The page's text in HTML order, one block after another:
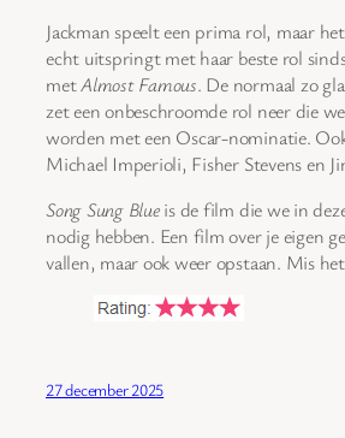
Jackman speelt een prima rol, maar
echt uitspringt met haar beste rol
metAlmost Famous. De normaal zo
zet een onbeschroomde rol neer die
worden met een Oscar-nominatie.
Michael Imperioli, Fisher Stevens en
Song Sung Blueis de film die we in
nodig hebben. Een film over je eigen
vallen, maar ook weer opstaan. Mis
27 december 2025